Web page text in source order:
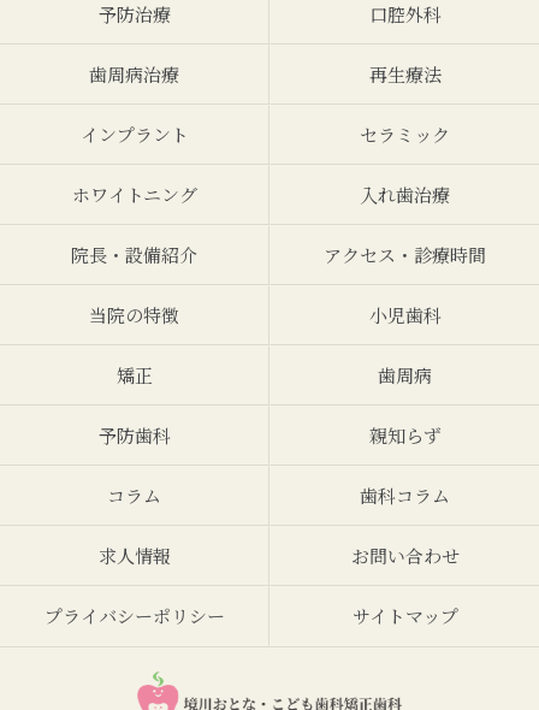
予防治療 口腔外科
歯周病治療 再生療法
インプラント セラミック
ホワイトニング 入れ歯治療
院長・設備紹介 アクセス・診療時間
当院の特徴 小児歯科
矯正 歯周病
予防歯科 親知らず
コラム 歯科コラム
求人情報 お問い合わせ
プライバシーポリシー サイトマップ